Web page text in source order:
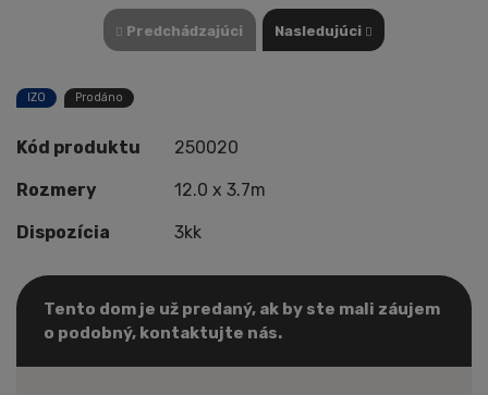
Predchádzajúci Nasledujúci
IZO Prodáno
Kód produktu 250020
Rozmery 12.0 x 3.7m
Dispozícia 3kk
Tento dom je už predaný, ak by ste mali záujem
o podobný, kontaktujte nás.